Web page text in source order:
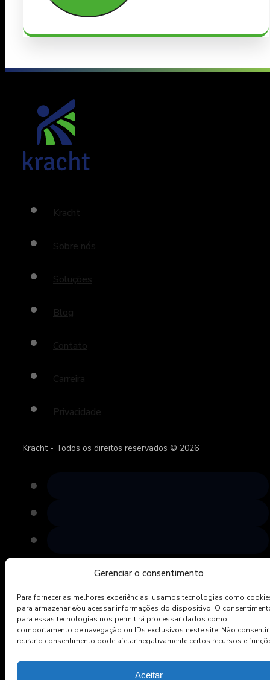
Gerenciar o consentimento
Para fornecer as melhores experiências, usamos tecnologias como
para armazenar e/ou acessar informações do dispositivo. O
para essas tecnologias nos permitirá processar dados como
comportamento de navegação ou IDs exclusivos neste site. Não
retirar o consentimento pode afetar negativamente certos recursos e
Aceitar
Kracht
Sobre nós
Soluções
Blog
Contato
Carreira
Privacidade
Kracht - Todos os direitos reservados © 2026
(19) 2042-3277 / (19) 9 9587-7400
Holambra, São Paulo – Brasil – 13825-001